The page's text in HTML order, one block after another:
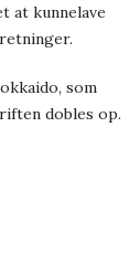
at kunnelave
som
dobles op.